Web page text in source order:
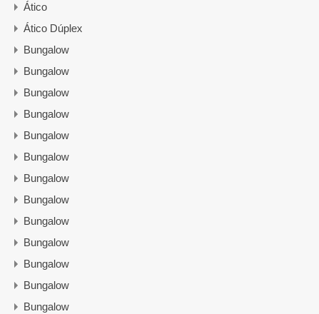
Ático
Ático Dúplex
Bungalow
Bungalow
Bungalow
Bungalow
Bungalow
Bungalow
Bungalow
Bungalow
Bungalow
Bungalow
Bungalow
Bungalow
Bungalow